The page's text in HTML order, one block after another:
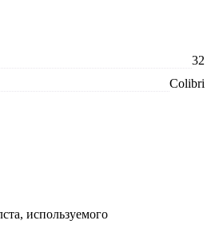
32
Colibri
используемого